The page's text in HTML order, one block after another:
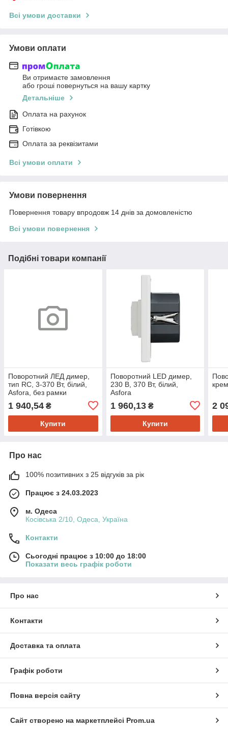
Всі умови доставки
Умови оплати
Ви отримаєте замовлення
або гроші повернуться на вашу картку
Детальніше
Оплата на рахунок
Готівкою
Оплата за реквізитами
Всі умови оплати
Умови повернення
Повернення товару впродовж 14 днів за домовленістю
Всі умови повернення
Подібні товари компанії
Поворотний ЛЕД димер,
тип RC, 3-370 Вт, білий,
Asfora, без рамки
1 940,54 ₴
Купити
Поворотний LED димер,
230 В, 370 Вт, білий,
Asfora
1 960,13₴
Купити
2
Про нас
100% позитивних з 25 відгуків за рік
Працює з 24.03.2023
м. Одеса
Косівська 2/10, Одеса, Україна
Контакти
Сьогодні працює з 10:00 до 18:00
Показати весь графік роботи
Про нас
Контакти
Доставка та оплата
Графік роботи
Повна версія сайту
Сайт створено на маркетплейсі Prom.ua